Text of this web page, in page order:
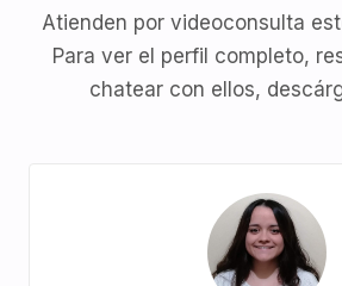
Atienden por videoconsulta
Para ver el perfil completo,
chatear con ellos,